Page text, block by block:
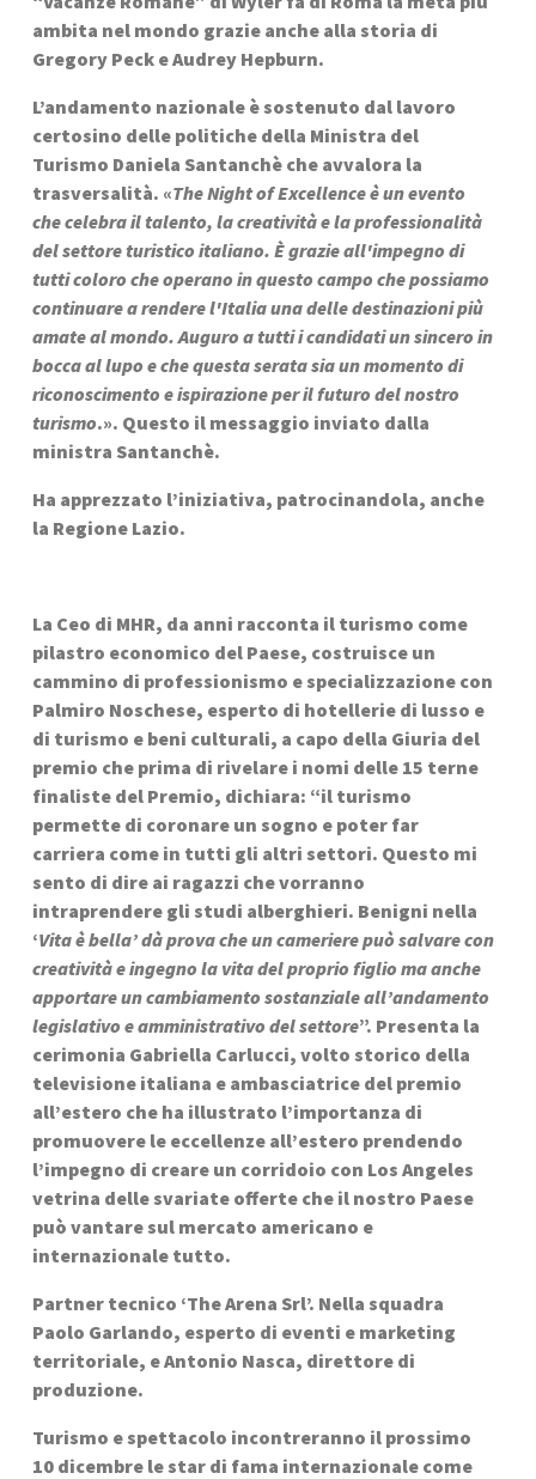
ambita nel mondo grazie anche alla storia di
Gregory Peck e Audrey Hepburn.
L’andamento nazionale è sostenuto dal lavoro
certosino delle politiche della Ministra del
Turismo Daniela Santanchè che avvalora la
trasversalità. «The Night of Excellence è un evento
che celebra il talento, la creatività e la professionalità
del settore turistico italiano. È grazie all'impegno di
tutti coloro che operano in questo campo che possiamo
continuare a rendere l'Italia una delle destinazioni più
amate al mondo. Auguro a tutti i candidati un sincero in
bocca al lupo e che questa serata sia un momento di
riconoscimento e ispirazione per il futuro del nostro
turismo.». Questo il messaggio inviato dalla
ministra Santanchè.
Ha apprezzato l’iniziativa, patrocinandola, anche
la Regione Lazio.
La Ceo di MHR, da anni racconta il turismo come
pilastro economico del Paese, costruisce un
cammino di professionismo e specializzazione con
Palmiro Noschese, esperto di hotellerie di lusso e
di turismo e beni culturali, a capo della Giuria del
premio che prima di rivelare i nomi delle 15 terne
finaliste del Premio, dichiara: “il turismo
permette di coronare un sogno e poter far
carriera come in tutti gli altri settori. Questo mi
sento di dire ai ragazzi che vorranno
intraprendere gli studi alberghieri. Benigni nella
‘Vita è bella’ dà prova che un cameriere può salvare con
creatività e ingegno la vita del proprio figlio ma anche
apportare un cambiamento sostanziale all’andamento
legislativo e amministrativo del settore”. Presenta la
cerimonia Gabriella Carlucci, volto storico della
televisione italiana e ambasciatrice del premio
all’estero che ha illustrato l’importanza di
promuovere le eccellenze all’estero prendendo
l’impegno di creare un corridoio con Los Angeles
vetrina delle svariate offerte che il nostro Paese
può vantare sul mercato americano e
internazionale tutto.
Partner tecnico ‘The Arena Srl’. Nella squadra
Paolo Garlando, esperto di eventi e marketing
territoriale, e Antonio Nasca, direttore di
produzione.
Turismo e spettacolo incontreranno il prossimo
10 dicembre le star di fama internazionale come